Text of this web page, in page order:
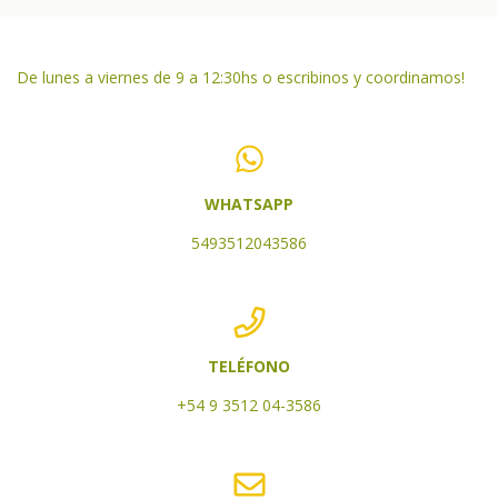
De lunes a viernes de 9 a 12:30hs o escribinos y coordinamos!
WHATSAPP
5493512043586
TELÉFONO
+54 9 3512 04-3586